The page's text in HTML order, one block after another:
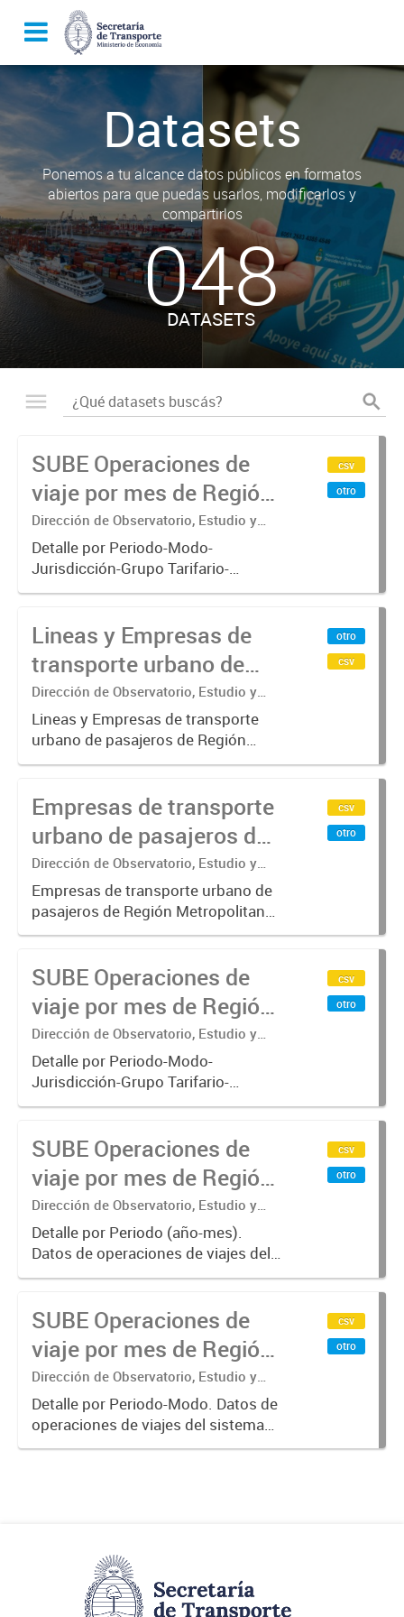
Datasets
Ponemos a tu alcance datos públicos en formatos
abiertos para que puedas usarlos, modificarlos y
compartirlos
048
DATASETS
SUBE Operaciones de
viaje por mes de Región
Metropolitana de
Buenos Aires
Dirección de Observatorio, Estudio y
Sistemas – Ministerio de Transporte
Detalle por Periodo-Modo-
Jurisdicción-Grupo Tarifario-
Empresa-Línea-Tipo de
de viajes del sistema único de
boleto electrónico(SUBE) para el
periodo registrado...
csv
otro
Lineas y Empresas de
transporte urbano de
pasajeros de Región
Metropolitana de
Buenos Aires - SUBE
Dirección de Observatorio, Estudio y
Sistemas – Ministerio de Transporte
Lineas y Empresas de transporte
urbano de pasajeros de Región
Metropolitana de Buenos Aires
metro y colectivos. Empresas que
operan con SUBE .-
otro
csv
Empresas de transporte
urbano de pasajeros de
Región Metropolitana de
Buenos Aires - SUBE
Dirección de Observatorio, Estudio y
Sistemas – Ministerio de Transporte
Empresas de transporte urbano de
pasajeros de Región Metropolitana
de Buenos Aires incluyendo trenes,
Empresas que operan con
SUBE_x000D_ .-
csv
otro
SUBE Operaciones de
viaje por mes de Región
Metropolitana de
Buenos Aires, agregado
Dirección de Observatorio, Estudio y
Sistemas – Ministerio de Transporte
Detalle por Periodo-Modo-
Jurisdicción-Grupo Tarifario-
Empresa-Línea. Datos de
único de boleto electrónico(SUBE)
para el periodo registrado desde
01/01/2013 hasta...
csv
otro
SUBE Operaciones de
viaje por mes de Región
Metropolitana de
Buenos Aires, agregado
por Mes
Dirección de Observatorio, Estudio y
Sistemas – Ministerio de Transporte
Detalle por Periodo (año-mes).
Datos de operaciones de viajes del
sistema único de boleto
registrado desde 01/01/2013 hasta
31/10/2019 para líneas de
transporte...
csv
otro
SUBE Operaciones de
viaje por mes de Región
Metropolitana de
Buenos Aires, agregado
por Periodo-Modo
Dirección de Observatorio, Estudio y
Sistemas – Ministerio de Transporte
Detalle por Periodo-Modo. Datos de
operaciones de viajes del sistema
único de boleto electrónico(SUBE)
csv
otro